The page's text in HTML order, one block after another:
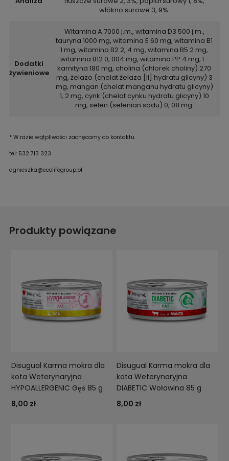
włókno surowe 3, 9%.
Dodatki
żywieniowe
Witamina A 7000 j.m., witamina D3 500 j.m.,
tauryna 1000 mg, witamina E 60 mg, witamina B1
1 mg, witamina B2 2, 4 mg, witamina B5 2 mg,
witamina B12 0, 004 mg, witamina PP 4 mg, L-
karnityna 180 mg, cholina (chlorek choliny) 270
mg, żelazo (chelat żelaza [II] hydratu glicyny) 3
mg, mangan (chelat manganu hydratu glicyny)
1, 2 mg, cynk (chelat cynku hydratu glicyny) 10
mg, selen (selenian sodu) 0, 08 mg.
* W razie wątpliwości zachęcamy do kontaktu.
tel: 532 713 323
agnieszka@ecolifegroup.pl
Produkty powiązane
Disugual Karma mokra dla
kota Weterynaryjna
HYPOALLERGENIC Gęś 85 g
8,00 zł
Disugual Karma mokra dla
kota Weterynaryjna
DIABETIC Wołowina 85 g
8,00 zł